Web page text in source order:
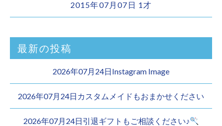
2015年07月07日 1才
最新の投稿
2026年07月24日Instagram Image
2026年07月24日カスタムメイドもおまかせください︎
2026年07月24日引退ギフトもご相談ください♪